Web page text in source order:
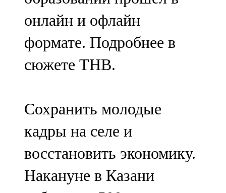
Нурлат
104,7 FM
Олы Әтнә
71,42 FM
107,8 FM
Теләче
106,1 FM
Түбән Кама
онлайн и офлайн
формате. Подробнее в
сюжете ТНВ.
Сохранить молодые
кадры на селе и
восстановить экономику.
Накануне в Казани